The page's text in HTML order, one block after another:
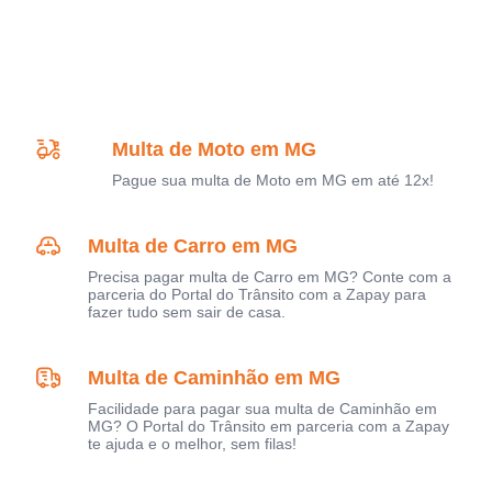
Multa de Moto em MG
Pague sua multa de Moto em MG em até 12x!
Multa de Carro em MG
Precisa pagar multa de Carro em MG? Conte com a
parceria do Portal do Trânsito com a Zapay para
fazer tudo sem sair de casa.
Multa de Caminhão em MG
Facilidade para pagar sua multa de Caminhão em
MG? O Portal do Trânsito em parceria com a Zapay
te ajuda e o melhor, sem filas!